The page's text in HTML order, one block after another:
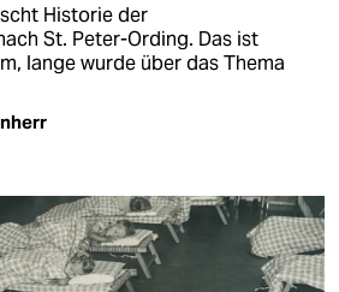
Historie der
St. Peter-Ording. Das ist
lange wurde über das Thema